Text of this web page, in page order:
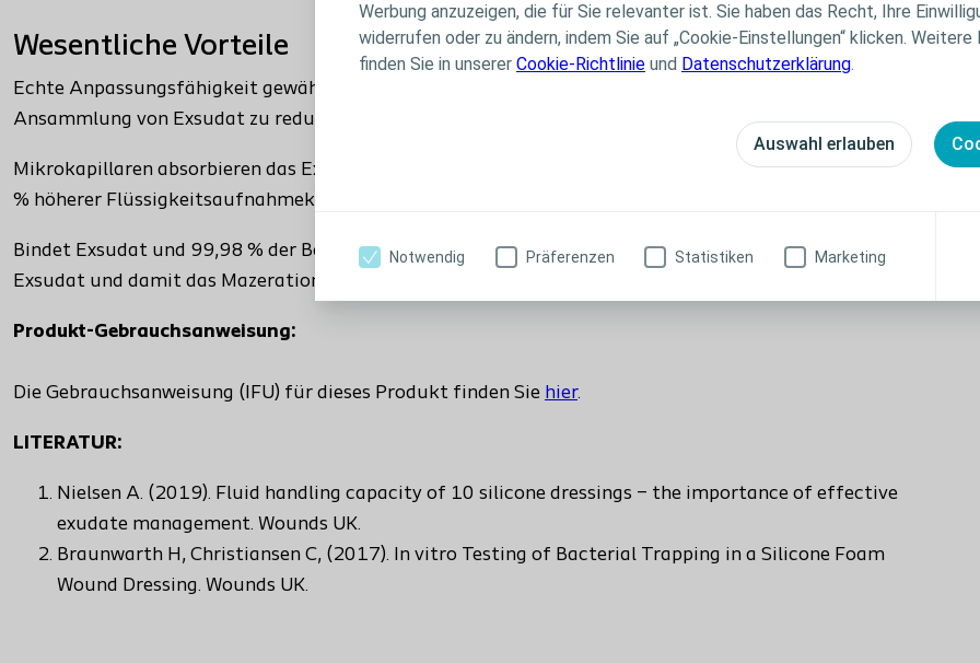
Werbung anzuzeigen, die für Sie relevanter ist. Sie haben das Recht, Ihre
widerrufen oder zu ändern, indem Sie auf „Cookie-Einstellungen“ klicken.
finden Sie in unserer Cookie-Richtlinie und Datenschutzerklärung.
Auswahl erlauben
Notwendig Präferenzen Statistiken Marketing
Wesentliche Vorteile
Echte Anpassungsfähigkeit gewährleistet einen engen Kontakt mit dem Wundgrund, um die
Ansammlung von Exsudat zu reduzieren und optimale Heilungsvoraussetzungen zu schaffen.
Mikrokapillaren absorbieren das Exsudat vertikal und schaffen optimale Heilungsbedingungen mit 77
% höherer Flüssigkeitsaufnahmekapazität für eine längere Tragezeit.
Bindet Exsudat und 99,98 % der Bakterien auch unter Kompression, wodurch die Ansammlung von
Exsudat und damit das Mazerations- und Infektionsrisiko reduziert wird.
Produkt-Gebrauchsanweisung:
Die Gebrauchsanweisung (IFU) für dieses Produkt finden Sie hier.
LITERATUR:
Nielsen A. (2019). Fluid handling capacity of 10 silicone dressings – the importance of effective
exudate management. Wounds UK.
Braunwarth H, Christiansen C, (2017). In vitro Testing of Bacterial Trapping in a Silicone Foam
Wound Dressing. Wounds UK.